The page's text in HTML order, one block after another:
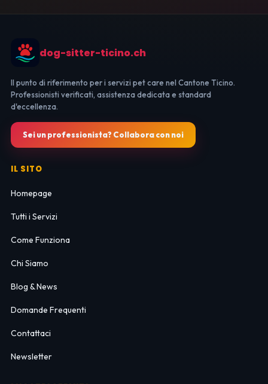
dog-sitter-ticino.ch
Il punto di riferimento per i servizi pet care nel Cantone Ticino.
Professionisti verificati, assistenza dedicata e standard
d'eccellenza.
Sei un professionista? Collabora con noi
IL SITO
Homepage
Tutti i Servizi
Come Funziona
Chi Siamo
Blog & News
Domande Frequenti
Contattaci
Newsletter